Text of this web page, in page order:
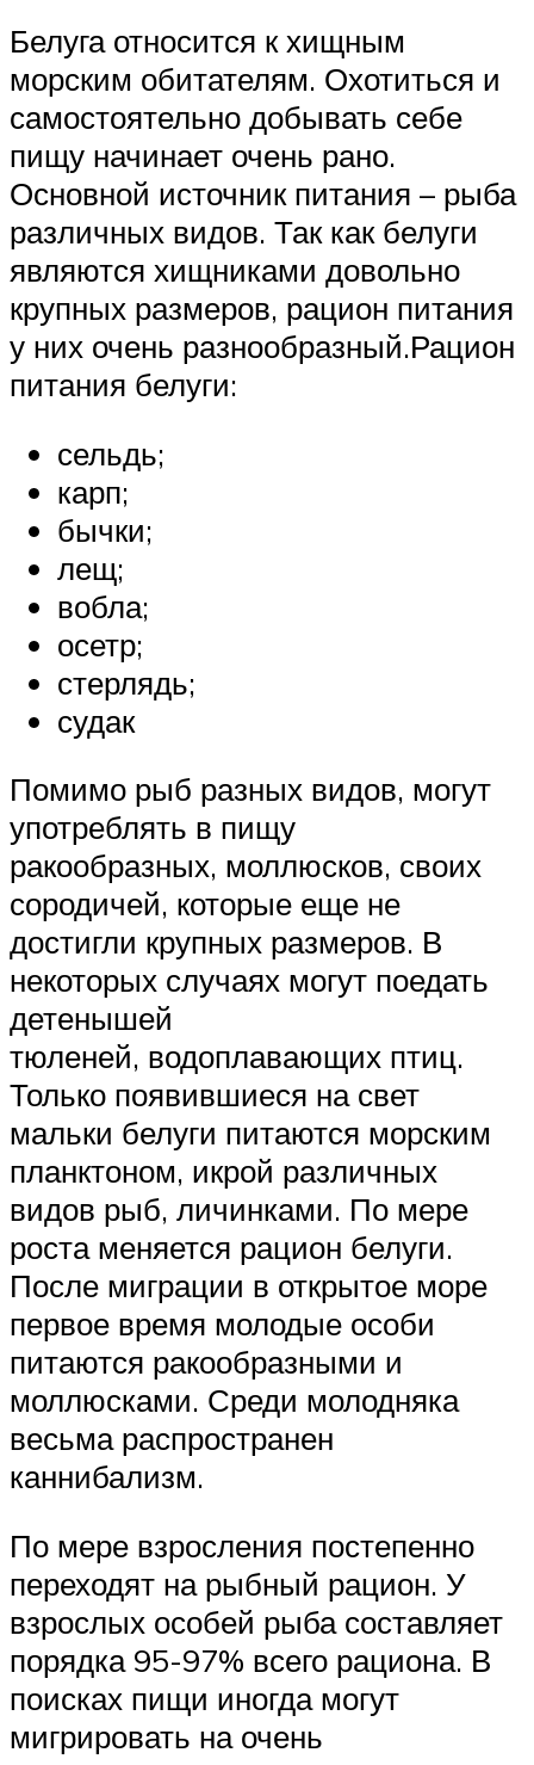
Белуга относится к хищным
морским обитателям. Охотиться и
самостоятельно добывать себе
пищу начинает очень рано.
Основной источник питания – рыба
различных видов. Так как белуги
являются хищниками довольно
крупных размеров, рацион питания
у них очень разнообразный.Рацион
питания белуги:
сельдь;
карп;
бычки;
лещ;
вобла;
осетр;
стерлядь;
судак
Помимо рыб разных видов, могут
употреблять в пищу
ракообразных, моллюсков, своих
сородичей, которые еще не
достигли крупных размеров. В
некоторых случаях могут поедать
детенышей
тюленей, водоплавающих птиц.
Только появившиеся на свет
мальки белуги питаются морским
планктоном, икрой различных
видов рыб, личинками. По мере
роста меняется рацион белуги.
После миграции в открытое море
первое время молодые особи
питаются ракообразными и
моллюсками. Среди молодняка
весьма распространен
каннибализм.
По мере взросления постепенно
переходят на рыбный рацион. У
взрослых особей рыба составляет
порядка 95-97% всего рациона. В
поисках пищи иногда могут
мигрировать на очень